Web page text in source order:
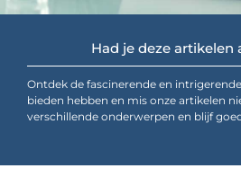
Had je deze artikelen
Ontdek de fascinerende en
bieden hebben en mis onze artikelen
verschillende onderwerpen en blijf